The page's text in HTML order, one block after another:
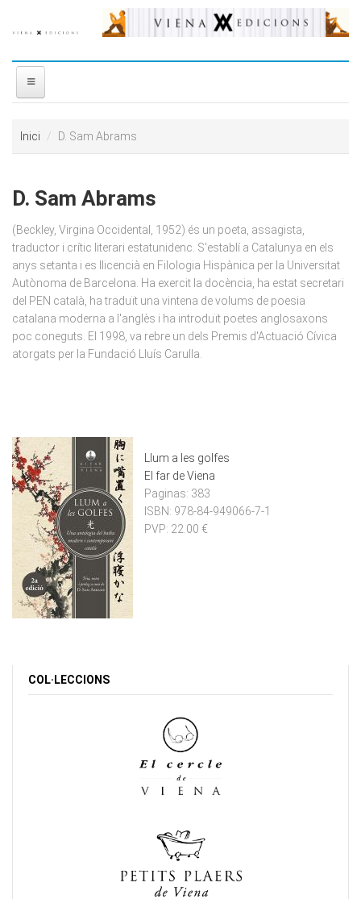
DISTRIBUÏDORA
PREMIS
CONTACTE
Inici D. Sam Abrams
D. Sam Abrams
(Beckley, Virgina Occidental, 1952) és un poeta, assagista,
traductor i crític literari estatunidenc. S'establí a Catalunya en els
anys setanta i es llicencià en Filologia Hispànica per la Universitat
Autònoma de Barcelona. Ha exercit la docència, ha estat secretari
del PEN català, ha traduït una vintena de volums de poesia
catalana moderna a l'anglès i ha introduït poetes anglosaxons
poc coneguts. El 1998, va rebre un dels Premis d'Actuació Cívica
atorgats per la Fundació Lluís Carulla.
Llum a les golfes
El far de Viena
Paginas: 383
ISBN: 978-84-949066-7-1
PVP: 22.00 €
COL·LECCIONS